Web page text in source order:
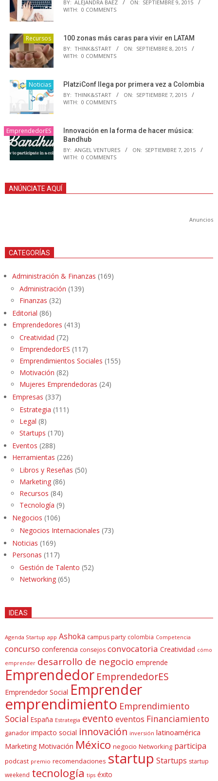
BY: ALEJANDRA BAEZ ON: SEPTIEMBRE 9, 2015
WITH: 0 COMMENTS
Recursos 100 zonas más caras para vivir en LATAM
BY: THINK&START ON: SEPTIEMBRE 8, 2015
WITH: 0 COMMENTS
Noticias PlatziConf llega por primera vez a Colombia
BY: THINK&START ON: SEPTIEMBRE 7, 2015
WITH: 0 COMMENTS
EmprendedorES
Innovación en la forma de hacer música:
Bandhub
BY: ANGEL VENTURES ON: SEPTIEMBRE 7, 2015
WITH: 0 COMMENTS
ANÚNCIATE AQUÍ
Anuncios
CATEGORÍAS
Administración & Finanzas (169)
Administración (139)
Finanzas (32)
Editorial (86)
Emprendedores (413)
Creatividad (72)
EmprendedorES (117)
Emprendimientos Sociales (155)
Motivación (82)
Mujeres Emprendedoras (24)
Empresas (337)
Estrategia (111)
Legal (8)
Startups (170)
Eventos (288)
Herramientas (226)
Libros y Reseñas (50)
Marketing (86)
Recursos (84)
Tecnología (9)
Negocios (106)
Negocios Internacionales (73)
Noticias (169)
Personas (117)
Gestión de Talento (52)
Networking (65)
IDEAS
Agenda Startup app Ashoka campus party colombia Competencia
concurso conferencia consejos convocatoria Creatividad cómo
emprender desarrollo de negocio emprende
Emprendedor EmprendedorES
Emprendedor Social Emprender
emprendimiento Emprendimiento
Social España Estrategia evento eventos Financiamiento
ganador impacto social innovación inversión latinoamérica
Marketing Motivación México negocio Networking participa
podcast premio recomendaciones startup Startups startup
weekend tecnología tips éxito